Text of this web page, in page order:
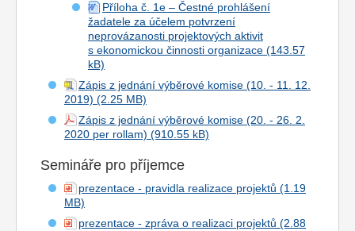
Příloha č. 1e – Čestné prohlášení
žadatele za účelem potvrzení
neprovázanosti projektových aktivit
s ekonomickou činnosti organizace
Zápis z jednání výběrové komise (10. - 11. 12.
2019)
Zápis z jednání výběrové komise (20. - 26. 2.
2020 per rollam)
Semináře pro příjemce
prezentace - pravidla realizace projektů
prezentace - zpráva o realizaci projektů